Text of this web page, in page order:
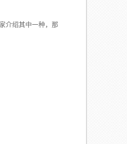
绍其中一种，那